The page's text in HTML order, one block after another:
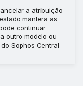
a atribuição
manterá as
continuar
outro modelo ou
Sophos Central